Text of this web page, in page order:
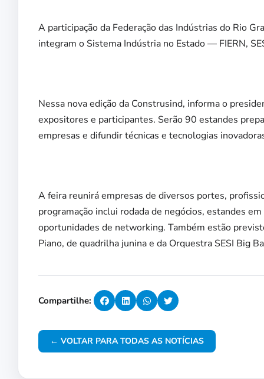
A participação da Federação das Indústrias do Rio
integram o Sistema Indústria no Estado — FIERN,
Nessa nova edição da Construsind, informa o
expositores e participantes. Serão 90 estandes
empresas e difundir técnicas e tecnologias
A feira reunirá empresas de diversos portes,
programação inclui rodada de negócios, estandes
oportunidades de networking. Também estão
Piano, de quadrilha junina e da Orquestra SESI Big
Compartilhe:
← VOLTAR PARA TODAS AS NOTÍCIAS